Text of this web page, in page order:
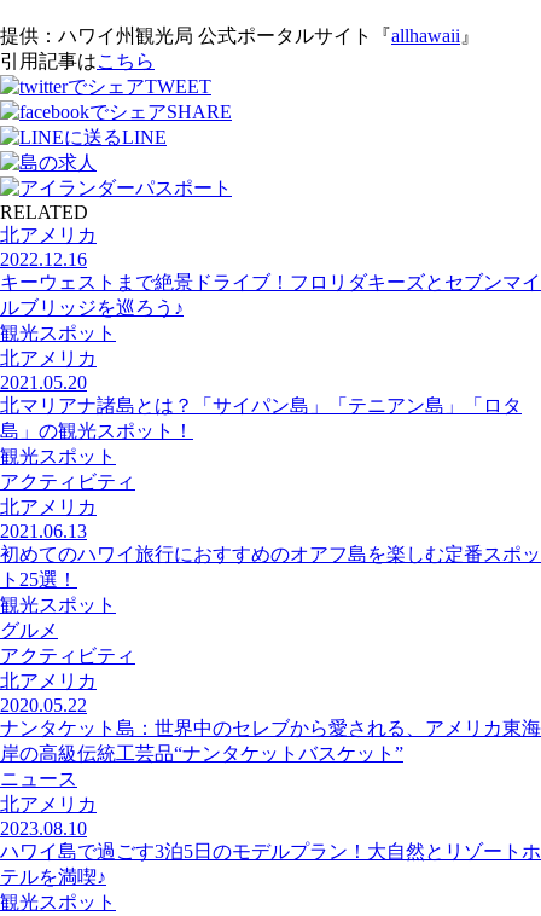
提供：ハワイ州観光局 公式ポータルサイト『allhawaii 』
引用記事はこちら
TWEET
SHARE
LINE
RELATED
北アメリカ
2022.12.16
キーウェストまで絶景ドライブ！フロリダキーズとセブンマイ
ルブリッジを巡ろう♪
観光スポット
北アメリカ
2021.05.20
北マリアナ諸島とは？「サイパン島」「テニアン島」「ロタ
島」の観光スポット！
観光スポット
アクティビティ
北アメリカ
2021.06.13
初めてのハワイ旅行におすすめのオアフ島を楽しむ定番スポッ
ト25選！
観光スポット
グルメ
アクティビティ
北アメリカ
2020.05.22
ナンタケット島：世界中のセレブから愛される、アメリカ東海
岸の高級伝統工芸品“ナンタケットバスケット”
ニュース
北アメリカ
2023.08.10
ハワイ島で過ごす3泊5日のモデルプラン！大自然とリゾートホ
テルを満喫♪
観光スポット